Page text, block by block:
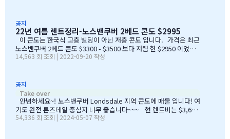
공지
22년 여름 렌트정리-노스밴쿠버 2베드 콘도 $2995
이 콘도는 한국식 고층 빌딩이 아닌 저층 콘도 입니다. 가격은 최근
노스밴쿠버 2베드 콘도 $3300 - $3500 보다 저렴 한 $2950 이었습
니다.
14,563 회 조회 | 2022-09-20 작성
공지
Take over
안녕하세요~! 노스밴쿠버 Londsdale 지역 콘도에 매물 입니다! 여
기도 완전 론즈데일 중심지 너무 좋습니다~~~ 현 렌트비는 $3,622.
5 CAD 정도이고 2beds+2bath+den 입니다. 렌트비는 인상될 수
54,336 회 조회 | 2024-05-07 작성